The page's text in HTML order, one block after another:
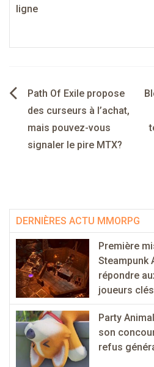
ligne
Navigation
de
l’article
Path Of Exile propose
des curseurs à l’achat,
mais pouvez-vous
signaler le pire MTX?
DERNIÈRES ACTU MMORPG
Première
Steampunk
répondre
joueurs
Party
son
refus